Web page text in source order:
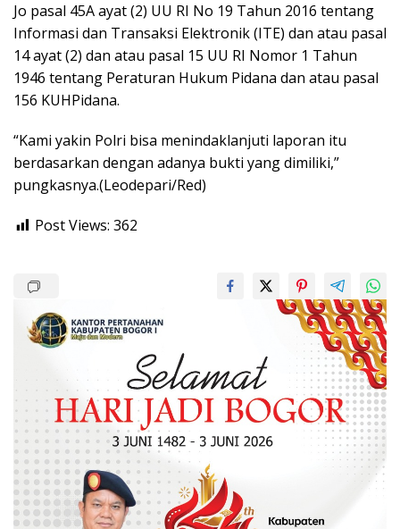
Jo pasal 45A ayat (2) UU RI No 19 Tahun 2016 tentang
Informasi dan Transaksi Elektronik (ITE) dan atau pasal
14 ayat (2) dan atau pasal 15 UU RI Nomor 1 Tahun
1946 tentang Peraturan Hukum Pidana dan atau pasal
156 KUHPidana.
“Kami yakin Polri bisa menindaklanjuti laporan itu
berdasarkan dengan adanya bukti yang dimiliki,”
pungkasnya.(Leodepari/Red)
Post Views: 362